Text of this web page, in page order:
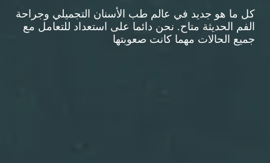
كل ما هو جديد في عالم طب الأسنان التجميلي وجراحة
الفم الحديثة متاح. نحن دائما على استعداد للتعامل مع
جميع الحالات مهما كانت صعوبتها